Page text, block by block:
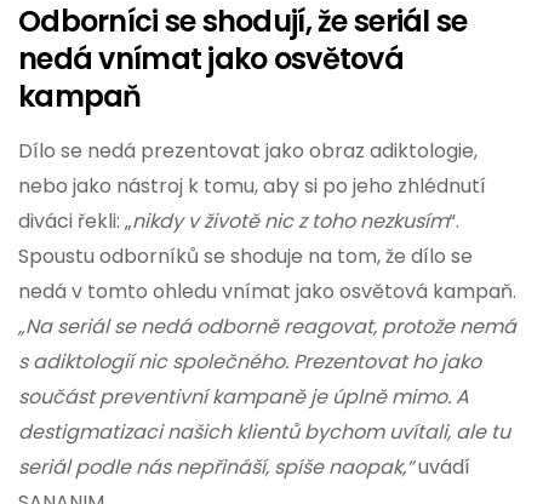
Odborníci se shodují, že seriál se
nedá vnímat jako osvětová
kampaň
Dílo se nedá prezentovat jako obraz adiktologie,
nebo jako nástroj k tomu, aby si po jeho zhlédnutí
diváci řekli: „nikdy v životě nic z toho nezkusím“.
Spoustu odborníků se shoduje na tom, že dílo se
nedá v tomto ohledu vnímat jako osvětová kampaň.
„Na seriál se nedá odborně reagovat, protože nemá
s adiktologií nic společného. Prezentovat ho jako
součást preventivní kampaně je úplně mimo. A
destigmatizaci našich klientů bychom uvítali, ale tu
seriál podle nás nepřináší, spíše naopak,“uvádí